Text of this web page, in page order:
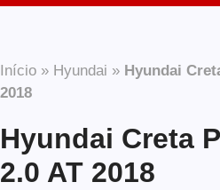
Início » Hyundai » Hyundai
2018
Hyundai Creta
2.0 AT 2018